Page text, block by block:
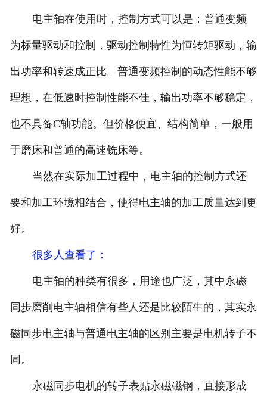
电主轴在使用时，控制方式可以是：普通变频
为标量驱动和控制，驱动控制特性为恒转矩驱动，输
出功率和转速成正比。普通变频控制的动态性能不够
理想，在低速时控制性能不佳，输出功率不够稳定，
也不具备C轴功能。但价格便宜、结构简单，一般用
于磨床和普通的高速铣床等。
当然在实际加工过程中，电主轴的控制方式还
要和加工环境相结合，使得电主轴的加工质量达到更
好。
很多人查看了 ：
电主轴的种类有很多，用途也广泛，其中永磁
同步磨削电主轴相信有些人还是比较陌生的，其实永
磁同步电主轴与普通电主轴的区别主要是电机转子不
同。
永磁同步电机的转子表贴永磁磁钢，直接形成